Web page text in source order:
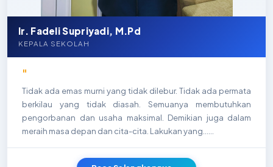
Ir. Fadeli Supriyadi, M.Pd
KEPALA SEKOLAH
"
Tidak ada emas murni yang tidak dilebur. Tidak ada permata
berkilau yang tidak diasah. Semuanya membutuhkan
pengorbanan dan usaha maksimal. Demikian juga dalam
meraih masa depan dan cita-cita. Lakukan yang…...